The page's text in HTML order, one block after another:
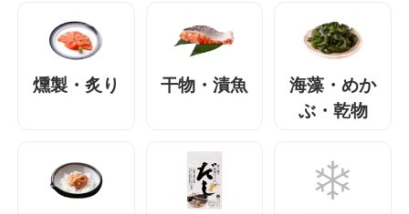
燻製・炙り 干物・漬魚
海藻・めか
ぶ・乾物